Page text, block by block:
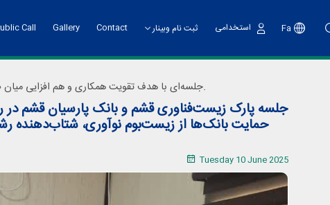
Deputy
Call Gallery Contact ثبت نام وبینار
رویداد هسته های فناور
استخدامی Fa
جلسه‌ای با هدف تقویت همکاری و هم افزایی میان «پارک زیست‌فناوری خلیج فارس قشم» و «بانک پارسیان قشم» به منظور حمایت از واحدهای فناور و شرکت‌های دانش‌بنیان عضو پارک برگزار شد.
جلسه پارک زیست‌فناوری قشم و بانک پارسیان قشم
حمایت بانک‌ها از زیست‌بوم نوآوری، شتاب‌دهنده
Tuesday 10 June 2025